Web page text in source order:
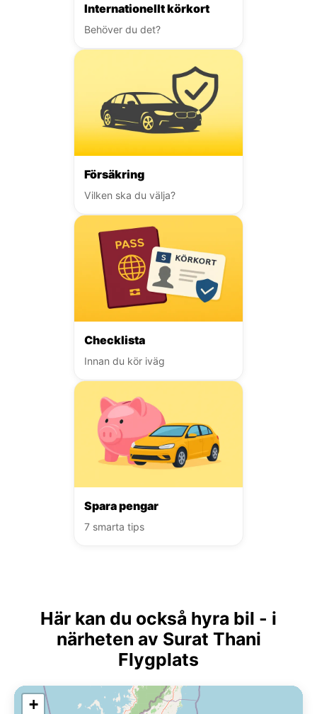
Internationellt körkort
Behöver du det?
Försäkring
Vilken ska du välja?
Checklista
Innan du kör iväg
Spara pengar
7 smarta tips
Här kan du också hyra bil - i
närheten av Surat Thani
Flygplats
+